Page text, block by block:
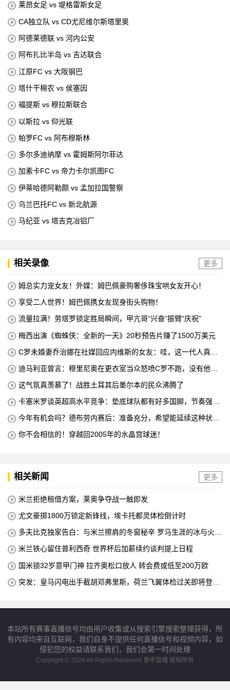
莱昂女足 vs 堤格雷斯女足
CA独立队 vs CD尤尼维尔斯塔里奥
阿德莱德联 vs 河内公安
阿布扎比半岛 vs 吉达联合
江原FC vs 大阪钢巴
塔什干棉农 vs 侯塞因
福提斯 vs 穆拉斯联合
以斯拉 vs 仰光联
帕罗FC vs 阿布穆斯林
多尔多迪纳摩 vs 霍姆斯阿尔菲达
加素卡FC vs 帝力卡尔凯图FC
伊蒂哈德阿勒颇 vs 孟加拉国警察
乌兰巴托FC vs 新北航源
马纪亚 vs 塔吉克冶铝厂
相关录像 更多
姆总实力宠女友！外媒：姆巴佩豪购奢侈珠宝哄女友开心！
享受二人世界！姆巴佩携女友现身街头购物！
流量拉满！劳塔罗锁定胜局瞬间，甲亢哥“兴奋”振臂“庆祝”
梅西出演《蜘蛛侠：全新的一天》20秒预告片赚了1500万美元
C罗未婚妻乔治娜在社媒回应内维斯的女友：哇，这一代人真劲
迪马利亚曾言：穆里尼奥在更衣室当众怒喷C罗不跑，没有他不
这气氛真羡慕了！战胜土耳其后墨尔本的民众沸腾了
卡塞米罗谈英超高水平竞争：垫底球队都有好多国脚，节奏强度
今年有机会吗？德布劳内赛后：准备充分，希望能延续这种状
你不会相信的！穿越回2005年的水晶宫球迷！
相关新闻 更多
米兰拒绝租借方案，莱奥争夺战一触即发
尤文豪掷1800万锁定新锋线，埃卡托都灵体检倒计时
多夫比克独家告白：与米兰擦肩的冬窗秘辛 罗马生涯的冰与火之
米兰铁心留住普利西奇 世界杯后加薪续约谈判提上日程
国米锁32岁意甲门神 拉齐奥松口放人 转会费或低至200万欧
突发：皇马闪电出手截胡邓弗里斯，荷兰飞翼体检过关即将登陆
本站所有赛事直播信号均由用户收集或从搜索引擎搜索整理获得，所
有内容均来自互联网，我们自身不提供任何直播信号和视频内容，如
侵犯您的权益请联系我们，我们会第一时间处理
Copyright © 2026 All Rights Reserved 意甲直播 版权所有